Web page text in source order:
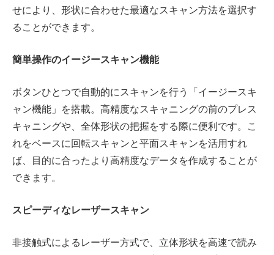
せにより、形状に合わせた最適なスキャン方法を選択す
ることができます。
簡単操作のイージースキャン機能
ボタンひとつで自動的にスキャンを行う「イージースキ
ャン機能」を搭載。高精度なスキャニングの前のプレス
キャニングや、全体形状の把握をする際に便利です。こ
れをベースに回転スキャンと平面スキャンを活用すれ
ば、目的に合ったより高精度なデータを作成することが
できます。
スピーディなレーザースキャン
非接触式によるレーザー方式で、立体形状を高速で読み